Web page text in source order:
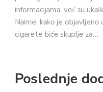
informacijama, već su
Naime, kako je objavljeno
cigarete biće skuplje za…
Poslednje